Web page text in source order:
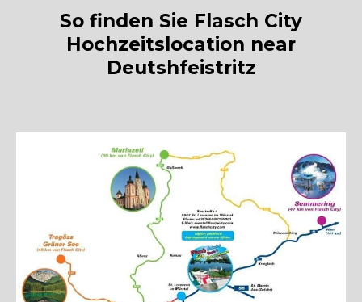
So finden Sie Flasch City
Hochzeitslocation near
Deutshfeistritz